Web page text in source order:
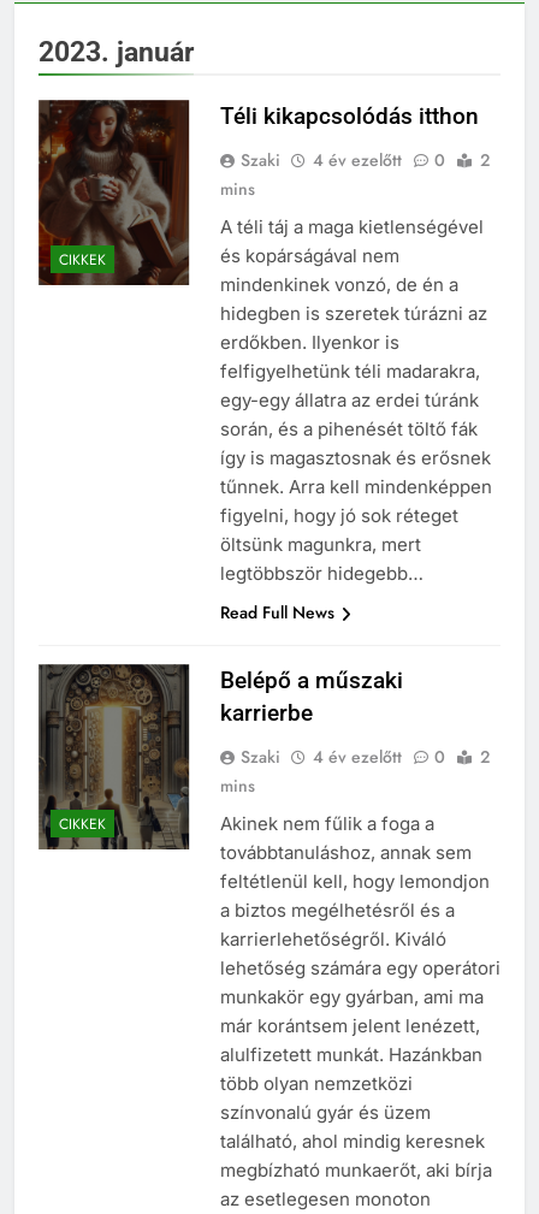
2023. január
CIKKEK
Téli kikapcsolódás itthon
Szaki 4 év ezelőtt 0
2
mins
A téli táj a maga kietlenségével
és kopárságával nem
mindenkinek vonzó, de én a
hidegben is szeretek túrázni az
erdőkben. Ilyenkor is
felfigyelhetünk téli madarakra,
egy-egy állatra az erdei túránk
során, és a pihenését töltő fák
így is magasztosnak és erősnek
tűnnek. Arra kell mindenképpen
figyelni, hogy jó sok réteget
öltsünk magunkra, mert
legtöbbször hidegebb…
Read Full News
CIKKEK
Belépő a műszaki
karrierbe
Szaki 4 év ezelőtt 0
2
mins
Akinek nem fűlik a foga a
továbbtanuláshoz, annak sem
feltétlenül kell, hogy lemondjon
a biztos megélhetésről és a
karrierlehetőségről. Kiváló
lehetőség számára egy operátori
munkakör egy gyárban, ami ma
már korántsem jelent lenézett,
alulfizetett munkát. Hazánkban
több olyan nemzetközi
színvonalú gyár és üzem
található, ahol mindig keresnek
megbízható munkaerőt, aki bírja
az esetlegesen monoton